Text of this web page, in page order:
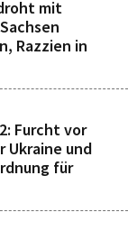
mit
Razzien in
Furcht vor
Ukraine und
für